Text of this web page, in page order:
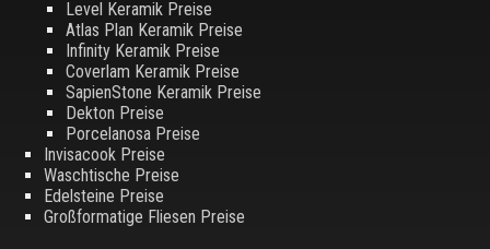
Level Keramik Preise
Atlas Plan Keramik Preise
Infinity Keramik Preise
Coverlam Keramik Preise
SapienStone Keramik Preise
Dekton Preise
Porcelanosa Preise
Invisacook Preise
Waschtische Preise
Edelsteine Preise
Großformatige Fliesen Preise